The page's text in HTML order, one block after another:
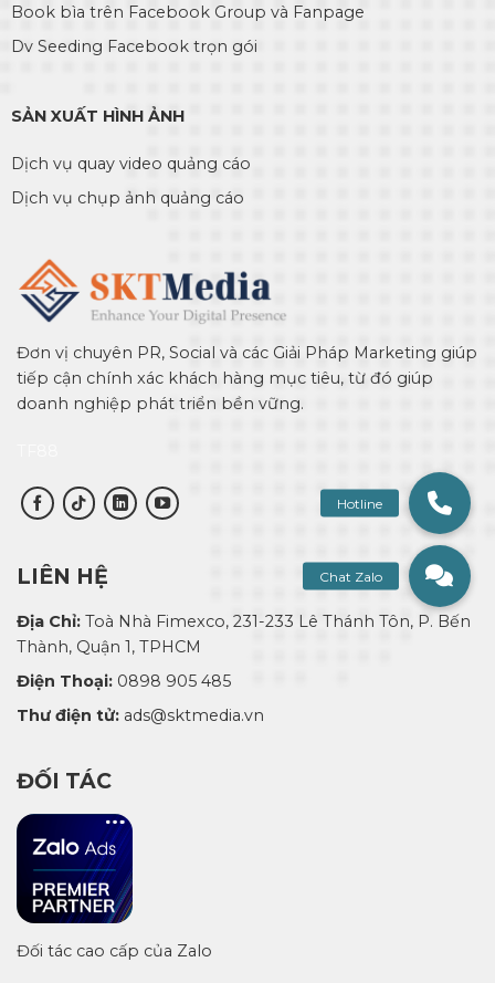
Book bìa trên Facebook Group và Fanpage
Dv Seeding Facebook trọn gói
SẢN XUẤT HÌNH ẢNH
Dịch vụ quay video quảng cáo
Dịch vụ chụp ảnh quảng cáo
Đơn vị chuyên PR, Social và các Giải Pháp Marketing giúp
tiếp cận chính xác khách hàng mục tiêu, từ đó giúp
doanh nghiệp phát triển bền vững.
LIÊN HỆ
Địa Chỉ: Toà Nhà Fimexco, 231-233 Lê Thánh Tôn, P. Bến
Thành, Quận 1, TPHCM
Điện Thoại: 0898 905 485
Thư điện tử: ads@sktmedia.vn
ĐỐI TÁC
Đối tác cao cấp của Zalo